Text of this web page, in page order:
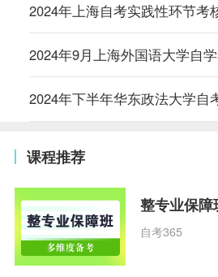
2024年上海自考实践性环节考
课程推荐
整专业保障
自考365